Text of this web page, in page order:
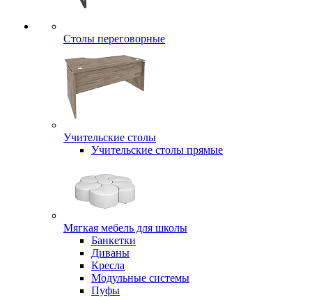
Столы переговорные
Учительские столы
Учительские столы прямые
Мягкая мебель для школы
Банкетки
Диваны
Кресла
Модульные системы
Пуфы